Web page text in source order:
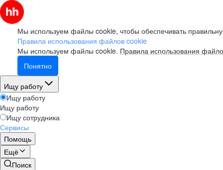
Мы используем файлы cookie, чтобы обеспечивать
Правила использования файлов cookie
Мы используем файлы cookie. Правила использования
Понятно
Ищу работу
Ищу работу
Ищу работу
Ищу сотрудника
Сервисы
Помощь
Ещё
Поиск